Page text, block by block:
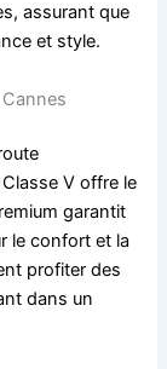
assurant que
et style.
V offre le
garantit
le confort et la
profiter des
dans un